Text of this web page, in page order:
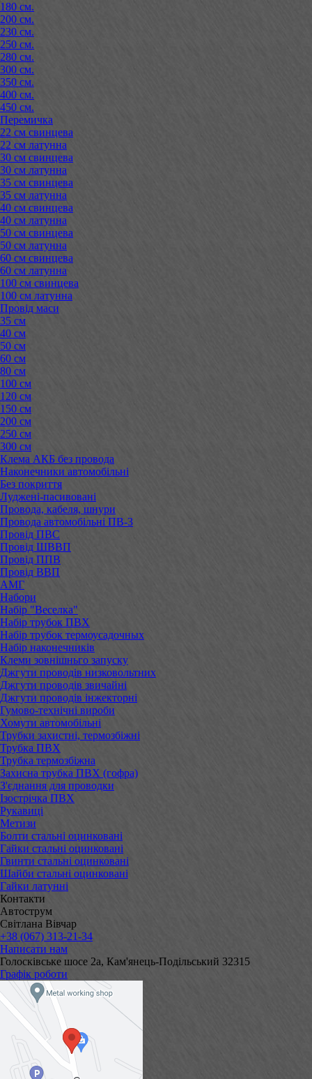
180 см.
200 см.
230 см.
250 см.
280 см.
300 см.
350 см.
400 см.
450 см.
Перемичка
22 см свинцева
22 см латунна
30 см свинцева
30 см латунна
35 см свинцева
35 см латунна
40 см свинцева
40 см латунна
50 см свинцева
50 см латунна
60 см свинцева
60 см латунна
100 см свинцева
100 см латунна
Провід маси
35 см
40 см
50 см
60 см
80 см
100 см
120 см
150 см
200 см
250 см
300 см
Клема АКБ без провода
Наконечники автомобільні
Без покриття
Луджені-пасивовані
Провода, кабеля, шнури
Провода автомобільні ПВ-3
Провід ПВС
Провід ШВВП
Провід ППВ
Провід ВВП
АМГ
Набори
Набір "Веселка"
Набір трубок ПВХ
Набір трубок термоусадочных
Набір наконечників
Клеми зовнішньго запуску
Джгути проводів низковольтних
Джгути проводів звичайні
Джгути проводів інжекторні
Гумово-технічні вироби
Хомути автомобільні
Трубки захистні, термозбіжні
Трубка ПВХ
Трубка термозбіжна
Захисна трубка ПВХ (гофра)
З'єднання для проводки
Ізострічка ПВХ
Рукавиці
Метизи
Болти стальні оцинковані
Гайки стальні оцинковані
Гвинти стальні оцинковані
Шайби стальні оцинковані
Гайки латунні
Контакти
Автострум
Світлана Вівчар
+38 (067) 313-21-34
Написати нам
Голосківське шосе 2а, Кам'янець-Подільський 32315
Графік роботи